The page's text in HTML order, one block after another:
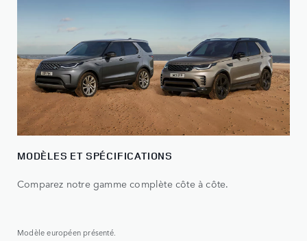
MODÈLES ET SPÉCIFICATIONS
Comparez notre gamme complète côte à côte.
Modèle européen présenté.